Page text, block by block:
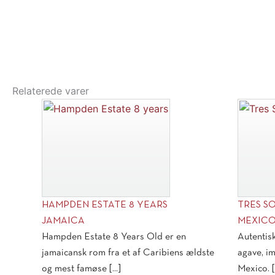
Relaterede varer
HAMPDEN ESTATE 8 YEARS
JAMAICA
Hampden Estate 8 Years Old er en
jamaicansk rom fra et af Caribiens ældste
og mest famøse [...]
TRES
agave,
Mexico.